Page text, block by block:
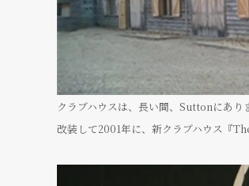
クラブハウスは、長い間、Suttonにあり
改装して2001年に、新クラブハウス『